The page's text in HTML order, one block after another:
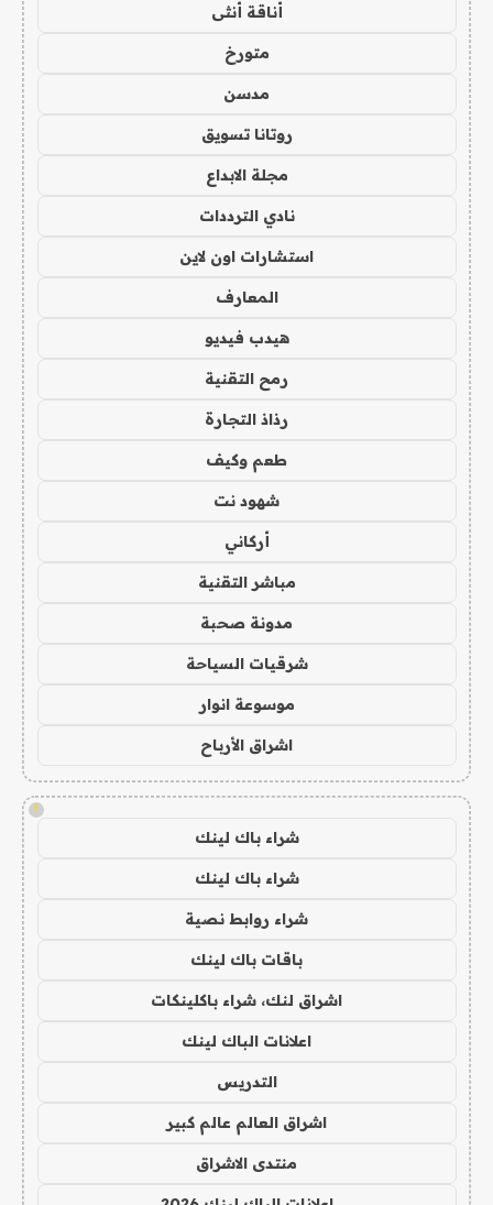
أناقة أنثى
متورخ
مدسن
روتانا تسويق
مجلة الابداع
نادي الترددات
استشارات اون لاين
المعارف
هيدب فيديو
رمح التقنية
رذاذ التجارة
طعم وكيف
شهود نت
أركاني
مباشر التقنية
مدونة صحبة
شرقيات السياحة
موسوعة انوار
اشراق الأرباح
!
شراء باك لينك
شراء باك لينك
شراء روابط نصية
باقات باك لينك
اشراق لنك، شراء باكلينكات
اعلانات الباك لينك
التدريس
اشراق العالم عالم كبير
منتدى الاشراق